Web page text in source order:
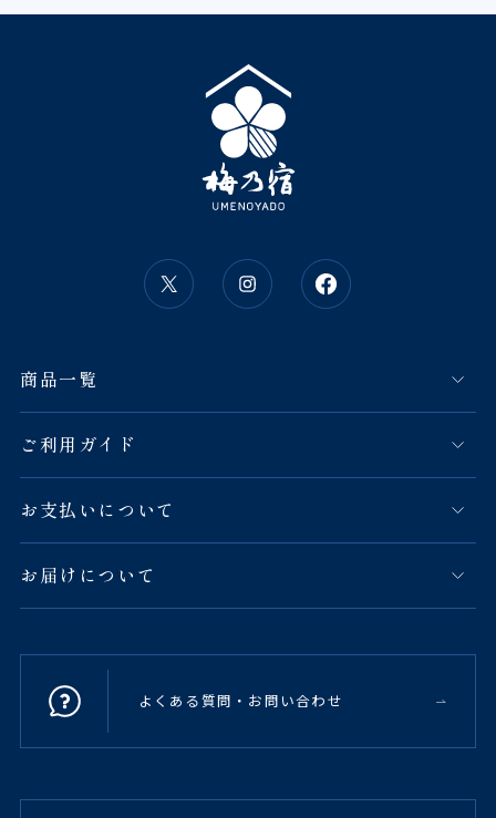
商品一覧
ご利用ガイド
お支払いについて
お届けについて
よくある質問・お問い合わせ